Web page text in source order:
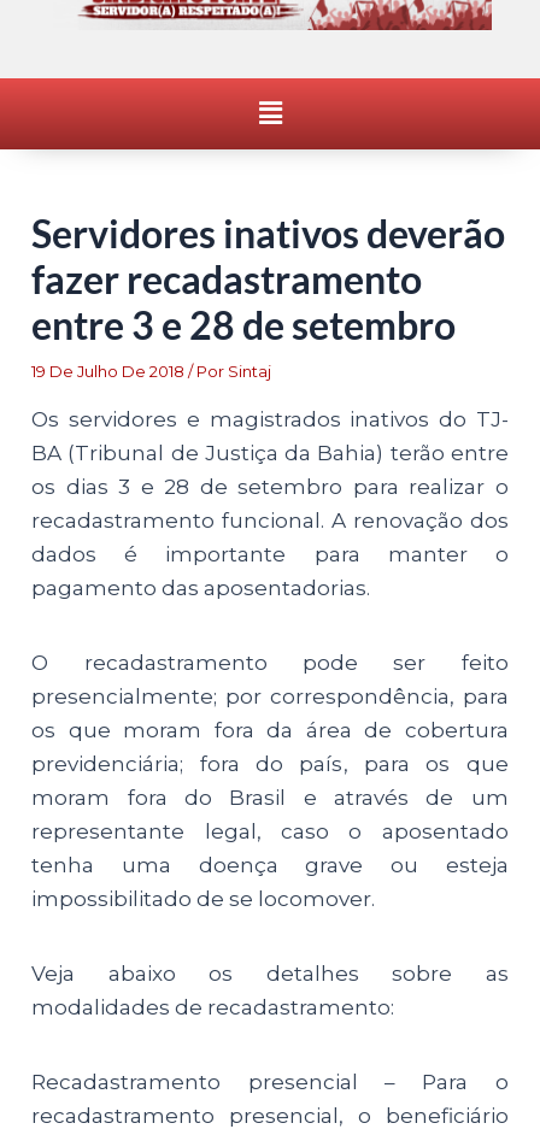
Menu
Servidores inativos deverão
fazer recadastramento
entre 3 e 28 de setembro
19 De Julho De 2018/ Por Sintaj
Os servidores e magistrados inativos do TJ-
BA (Tribunal de Justiça da Bahia) terão entre
os dias 3 e 28 de setembro para realizar o
recadastramento funcional. A renovação dos
dados é importante para manter o
pagamento das aposentadorias.
O recadastramento pode ser feito
presencialmente; por correspondência, para
os que moram fora da área de cobertura
previdenciária; fora do país, para os que
moram fora do Brasil e através de um
representante legal, caso o aposentado
tenha uma doença grave ou esteja
impossibilitado de se locomover.
Veja abaixo os detalhes sobre as
modalidades de recadastramento:
Recadastramento presencial – Para o
recadastramento presencial, o beneficiário